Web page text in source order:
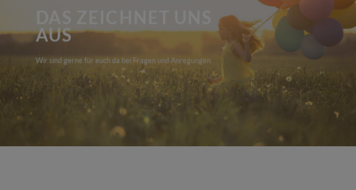
AUS
Wir sind gerne für euch da bei Fragen und Anregungen.